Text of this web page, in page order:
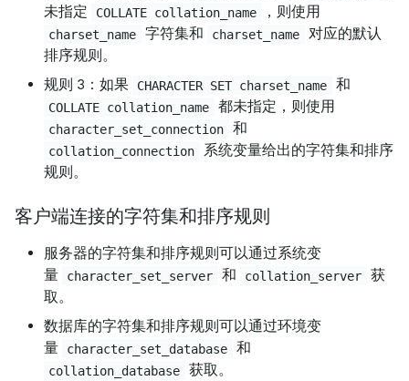
未指定
COLLATE collation_name ，则使用
charset_name 字符集和 charset_name
对应的默认
排序规则。
规则 3：如果
CHARACTER SET charset_name 和
COLLATE collation_name 都未指定，则使用
character_set_connection 和
collation_connection
系统变量给出的字符集和排序
规则。
客户端连接的字符集和排序规则
服务器的字符集和排序规则可以通过系统变
量
character_set_server 和 collation_server
获
取。
数据库的字符集和排序规则可以通过环境变
量
character_set_database 和
collation_database 获取。